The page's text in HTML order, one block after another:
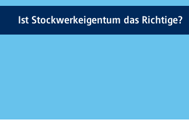
Ist Stockwerkeigentum das Richtige?